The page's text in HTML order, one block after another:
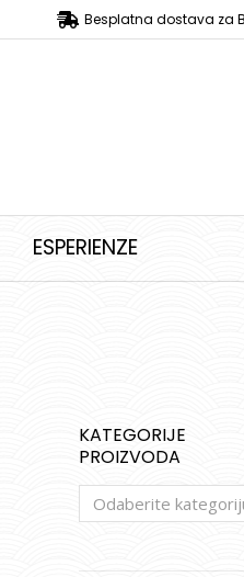
Besplatna dostava za
ESPERIENZE
KATEGORIJE
PROIZVODA
Odaberite